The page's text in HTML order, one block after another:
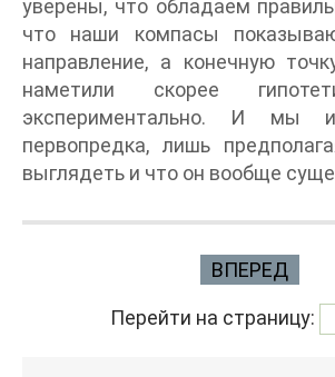
уверены, что обладаем
что наши компасы
направление, а конечную
наметили скорее
экспериментально. И мы
первопредка, лишь
выглядеть и что он вообще
ВПЕРЕД
Перейти на страницу: